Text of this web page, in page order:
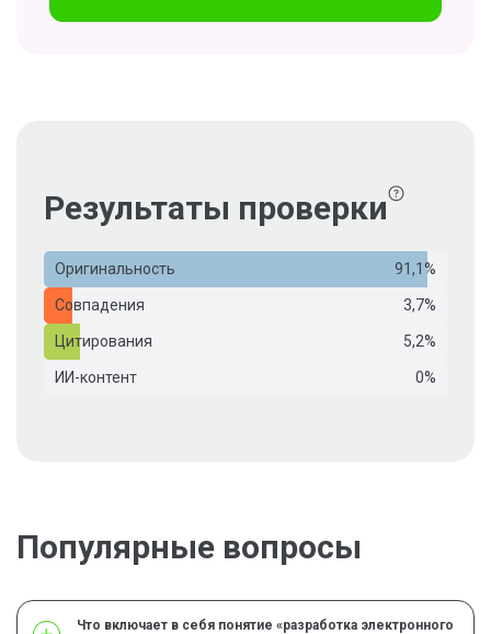
Результаты проверки
Оригинальность 91,1%
Совпадения 3,7%
Цитирования 5,2%
ИИ-контент 0%
Популярные вопросы
Что включает в себя понятие «разработка электронного